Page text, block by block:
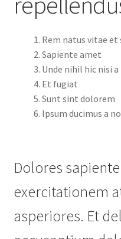
Rem natus vitae
Sapiente amet
Unde nihil hic nisi
Et fugiat
Sunt sint dolorem
Ipsum ducimus a
Dolores
exercitationem
asperiores. Et